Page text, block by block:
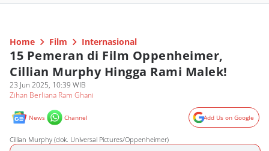
Home Film Internasional
15 Pemeran di Film Oppenheimer,
Cillian Murphy Hingga Rami Malek!
23 Jun 2025, 10:39 WIB
Zihan Berliana Ram Ghani
News Channel Add Us on Google
Cillian Murphy (dok. Universal Pictures/Oppenheimer)